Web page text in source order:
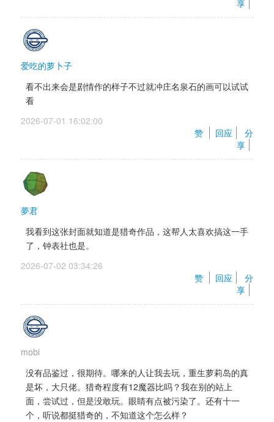
享
爱吃的萝卜子
看不出来会是剧情作的样子不过就冲庄名泉石的画可以试试
看
2026-07-01 16:02:00
赞
回应
分
享
夢君
我看到这张封面就知道是猎奇作品，这帮人太喜欢搞这一手
了，钟表社也是。
2026-07-02 03:34:26
赞
回应
分
享
mobi
没有品鉴过，很期待。哪来的人让我去玩，重生萝莉岛的真
是坏，大只佬。猎奇程度有12魔器比吗？我在别的站上
面，尝试过，但是没敢玩。眼睛有点被污染了。还有十一
个，听说都挺猎奇的，不知道这个怎么样？